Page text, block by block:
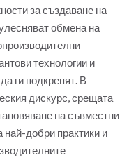
за създаване на
обмена на
технологии и
ги подкрепят. В
дискурс, срещата
на съвместни
най-добри практики и